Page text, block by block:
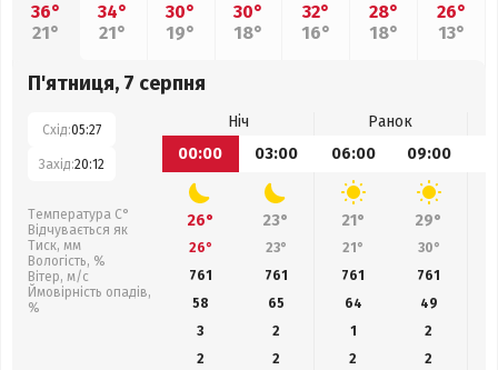
36°
21°
34°
21°
30°
19°
30°
18°
32°
16°
28°
18°
26°
13°
П'ятниця, 7 серпня
Схід:05:27
Захід:20:12
Температура С°
Відчувається як
Тиск, мм
Вологість, %
Вітер, м/с
Ймовірність опадів,
%
Ніч
Ранок
00:00
03:00 06:00 09:00
26° 23° 21° 29°
26° 23° 21° 30°
761
761 761 761
58
65 64
49
3
2 1
2
2
2 2 2